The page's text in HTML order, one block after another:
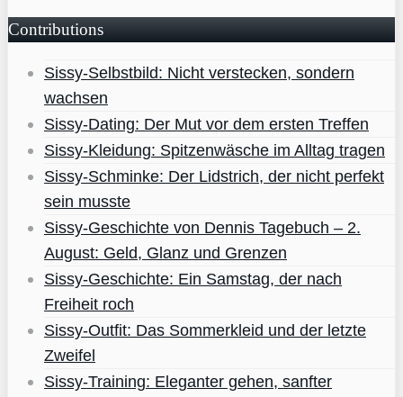
Contributions
Sissy-Selbstbild: Nicht verstecken, sondern
wachsen
Sissy-Dating: Der Mut vor dem ersten Treffen
Sissy-Kleidung: Spitzenwäsche im Alltag tragen
Sissy-Schminke: Der Lidstrich, der nicht perfekt
sein musste
Sissy-Geschichte von Dennis Tagebuch – 2.
August: Geld, Glanz und Grenzen
Sissy-Geschichte: Ein Samstag, der nach
Freiheit roch
Sissy-Outfit: Das Sommerkleid und der letzte
Zweifel
Sissy-Training: Eleganter gehen, sanfter